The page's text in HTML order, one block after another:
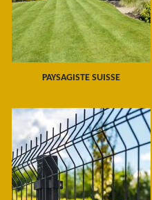
PAYSAGISTE SUISSE